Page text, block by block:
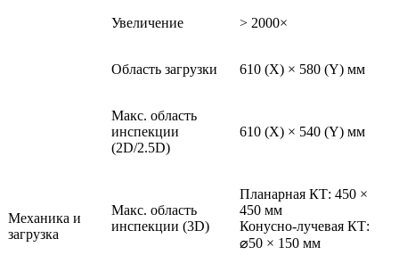
Увеличение > 2000×
Механика и
загрузка
Область загрузки 610 (X) × 580 (Y) мм
Макс. область
инспекции
(2D/2.5D)
610 (X) × 540 (Y) мм
Макс. область
инспекции (3D)
Планарная КТ: 450 ×
450 мм
Конусно-лучевая КТ:
⌀50 × 150 мм